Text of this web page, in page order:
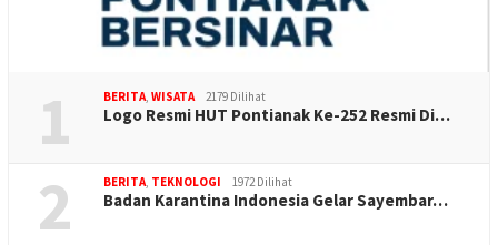
1 BERITA, WISATA 2179 Dilihat
Logo Resmi HUT Pontianak Ke-252 Resmi Di…
2 BERITA, TEKNOLOGI 1972 Dilihat
Badan Karantina Indonesia Gelar Sayembar…